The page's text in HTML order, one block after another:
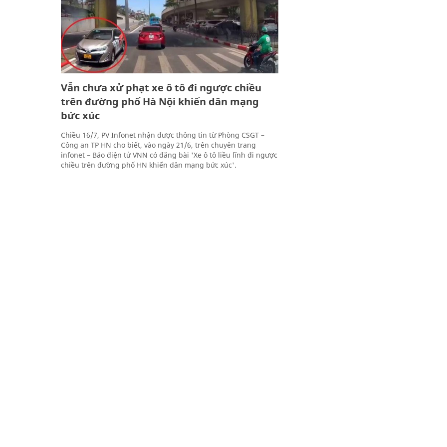
Vẫn chưa xử phạt xe ô tô đi ngược chiều
trên đường phố Hà Nội khiến dân mạng
bức xúc
Chiều 16/7, PV Infonet nhận được thông tin từ Phòng CSGT –
Công an TP HN cho biết, vào ngày 21/6, trên chuyên trang
infonet – Báo điện tử VNN có đăng bài 'Xe ô tô liều lĩnh đi ngược
chiều trên đường phố HN khiến dân mạng bức xúc'.